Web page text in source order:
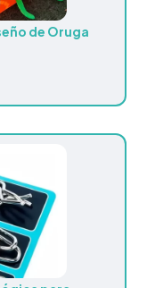
de Oruga